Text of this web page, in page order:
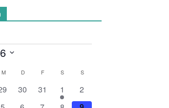
Brandt in der Martinikirche: neue
ist notwendig,
2026